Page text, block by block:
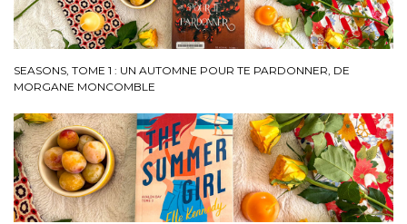
SEASONS, TOME 1 : UN AUTOMNE POUR TE PARDONNER, DE
MORGANE MONCOMBLE